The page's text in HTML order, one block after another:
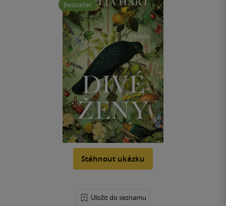
Bestseller
Stáhnout ukázku
Uložit do seznamu